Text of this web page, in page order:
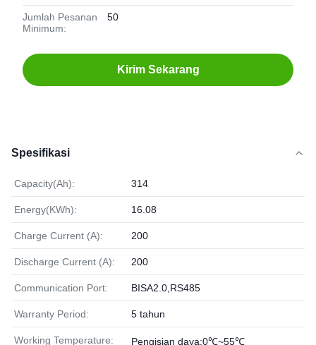
Jumlah Pesanan
Minimum:
50
Kirim Sekarang
Spesifikasi
Capacity(Ah): 314
Energy(KWh): 16.08
Charge Current (A): 200
Discharge Current (A): 200
Communication Port: BISA2.0,RS485
Warranty Period: 5 tahun
Working Temperature:
Pengisian daya:0℃~55℃